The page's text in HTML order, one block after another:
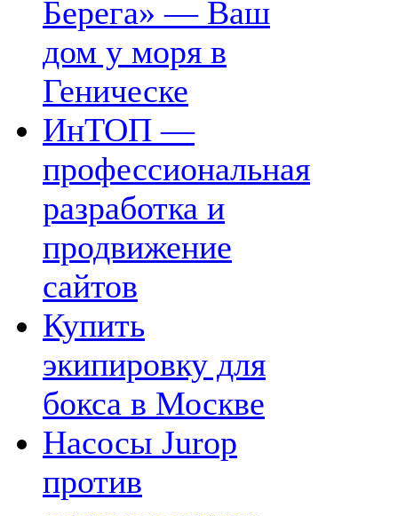
Берега» — Ваш
дом у моря в
Геническе
ИнТОП —
профессиональная
разработка и
продвижение
сайтов
Купить
экипировку для
бокса в Москве
Насосы Jurop
против